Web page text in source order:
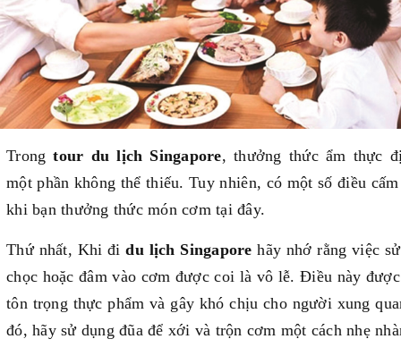
Trongtour du lịch Singapore, thưởng thức ẩm thực
một phần không thể thiếu. Tuy nhiên, có một số điều
khi bạn thưởng thức món cơm tại đây.
Thứ nhất, Khi đidu lịch Singapore hãy nhớ rằng việc
chọc hoặc đâm vào cơm được coi là vô lễ. Điều này
tôn trọng thực phẩm và gây khó chịu cho người xung
đó, hãy sử dụng đũa để xới và trộn cơm một cách nhẹ